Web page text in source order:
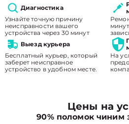
Диагностика
Узнайте точную причину
неисправности вашего
устройства через 30 минут
Выезд курьера
Бесплатный курьер, который
заберет неисправное
устройство в удобном месте.
На
Цены на
90% поломок чиним